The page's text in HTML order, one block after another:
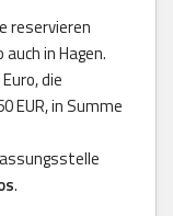
reservieren
auch in Hagen.
die
EUR, in Summe
.